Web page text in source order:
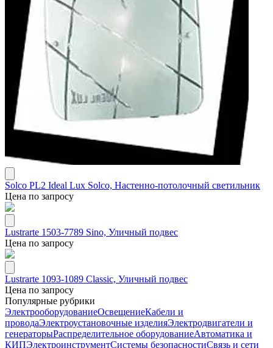
Solco PL2 Ideal Lux Solco, Настенно-потолочный светильник
Цена по запросу
Lustrarte 1503-7789 Sino, Уличный подвес
Цена по запросу
Lustrarte 1093-1089 Classic, Уличный подвес
Цена по запросу
Популярные рубрики
ЭлектрооборудованиеОсвещениеКабели и
проводаЭлектроустановочные изделияЭлектродвигатели и
генераторыРаспределительное оборудованиеАвтоматика и
КИПЭлектроинструментСистемы безопасностиСвязь и сети